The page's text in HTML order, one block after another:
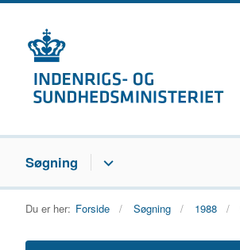
Søgning
Du er her: Forside Søgning 1988